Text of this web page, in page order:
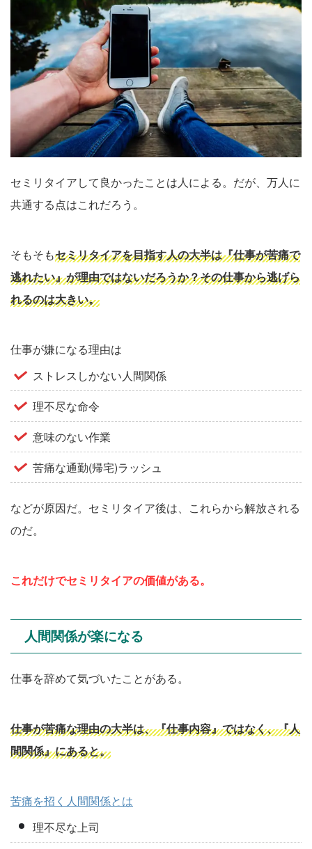
セミリタイアして良かったことは人による。だが、万人に
共通する点はこれだろう。
そもそもセミリタイアを目指す人の大半は『仕事が苦痛で
逃れたい』が理由ではないだろうか？その仕事から逃げら
れるのは大きい。
仕事が嫌になる理由は
ストレスしかない人間関係
理不尽な命令
意味のない作業
苦痛な通勤(帰宅)ラッシュ
などが原因だ。セミリタイア後は、これらから解放される
のだ。
これだけでセミリタイアの価値がある。
人間関係が楽になる
仕事を辞めて気づいたことがある。
仕事が苦痛な理由の大半は、『仕事内容』ではなく、『人
間関係』にあると。
苦痛を招く人間関係とは
理不尽な上司